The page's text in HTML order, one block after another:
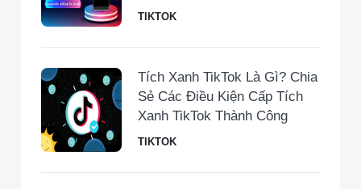
TIKTOK
Tích Xanh TikTok Là Gì? Chia
Sẻ Các Điều Kiện Cấp Tích
Xanh TikTok Thành Công
TIKTOK